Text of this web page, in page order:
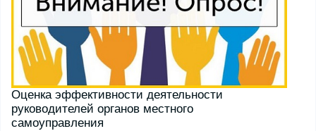
Оценка эффективности деятельности
руководителей органов местного
самоуправления